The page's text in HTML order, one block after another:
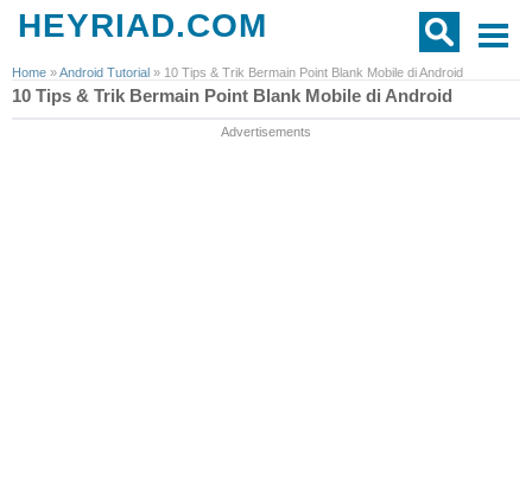
HEYRIAD.COM
Home »Android Tutorial » 10 Tips & Trik Bermain Point Blank Mobile di Android
10 Tips & Trik Bermain Point Blank Mobile di Android
Advertisements